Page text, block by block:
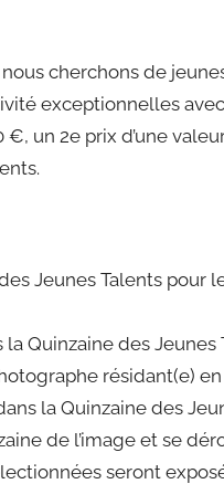
cherchons de
exceptionnelles
un 2e prix d’une
Jeunes Talents pour
Quinzaine des Jeunes
résidant(e) en
la Quinzaine des
de l’image et se
seront